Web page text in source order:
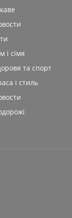
і сімя
та спорт
і стиль